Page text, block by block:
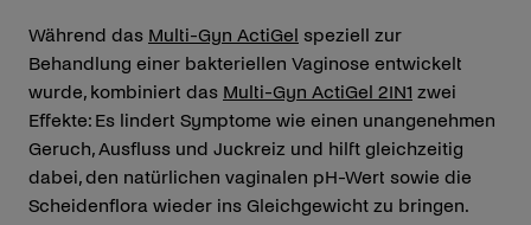
Während das Multi-Gyn ActiGel speziell zur
Behandlung einer bakteriellen Vaginose entwickelt
wurde, kombiniert das Multi-Gyn ActiGel 2IN1 zwei
Effekte: Es lindert Symptome wie einen unangenehmen
Geruch, Ausfluss und Juckreiz und hilft gleichzeitig
dabei, den natürlichen vaginalen pH-Wert sowie die
Scheidenflora wieder ins Gleichgewicht zu bringen.